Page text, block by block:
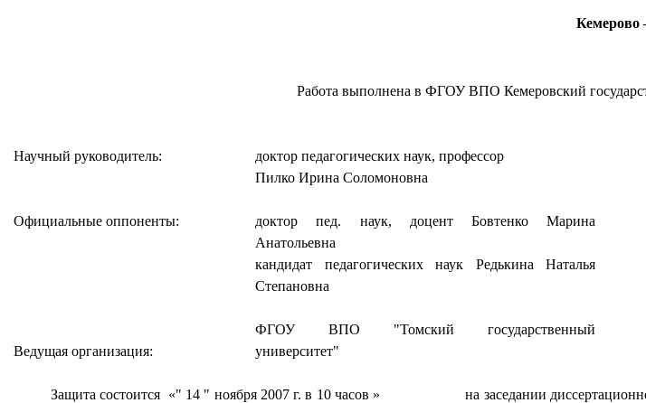
Кемерово
Работа выполнена в ФГОУ ВПО Кемеровский
Научный руководитель:
доктор педагогических наук, профессор
Пилко Ирина Соломоновна
Официальные оппоненты:
доктор пед. наук, доцент Бовтенко Марина
Анатольевна
кандидат педагогических наук Редькина Наталья
Степановна
Ведущая организация:
ФГОУ ВПО "Томский государственный
университет"
Защита состоится «" 14 " ноября 2007 г. в 10 часов »
на заседании